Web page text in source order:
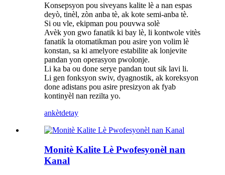
Konsepsyon pou siveyans kalite lè a nan espas
deyò, tinèl, zòn anba tè, ak kote semi-anba tè.
Si ou vle, ekipman pou pouvwa solè
Avèk yon gwo fanatik ki bay lè, li kontwole vitès
fanatik la otomatikman pou asire yon volim lè
konstan, sa ki amelyore estabilite ak lonjevite
pandan yon operasyon pwolonje.
Li ka ba ou done serye pandan tout sik lavi li.
Li gen fonksyon swiv, dyagnostik, ak koreksyon
done adistans pou asire presizyon ak fyab
kontinyèl nan rezilta yo.
ankètdetay
Monitè Kalite Lè Pwofesyonèl nan
Kanal